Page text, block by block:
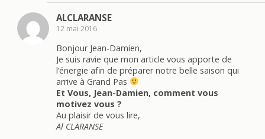
ALCLARANSE
12 mai 2016
Bonjour Jean-Damien,
Je suis ravie que mon article vous apporte de
l’énergie afin de préparer notre belle saison qui
arrive à Grand Pas
Et Vous, Jean-Damien, comment vous
motivez vous ?
Au plaisir de vous lire,
Al CLARANSE